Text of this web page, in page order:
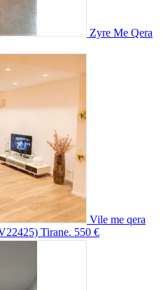
Zyre Me Qera
Vile me qera
Tirane. 550 €